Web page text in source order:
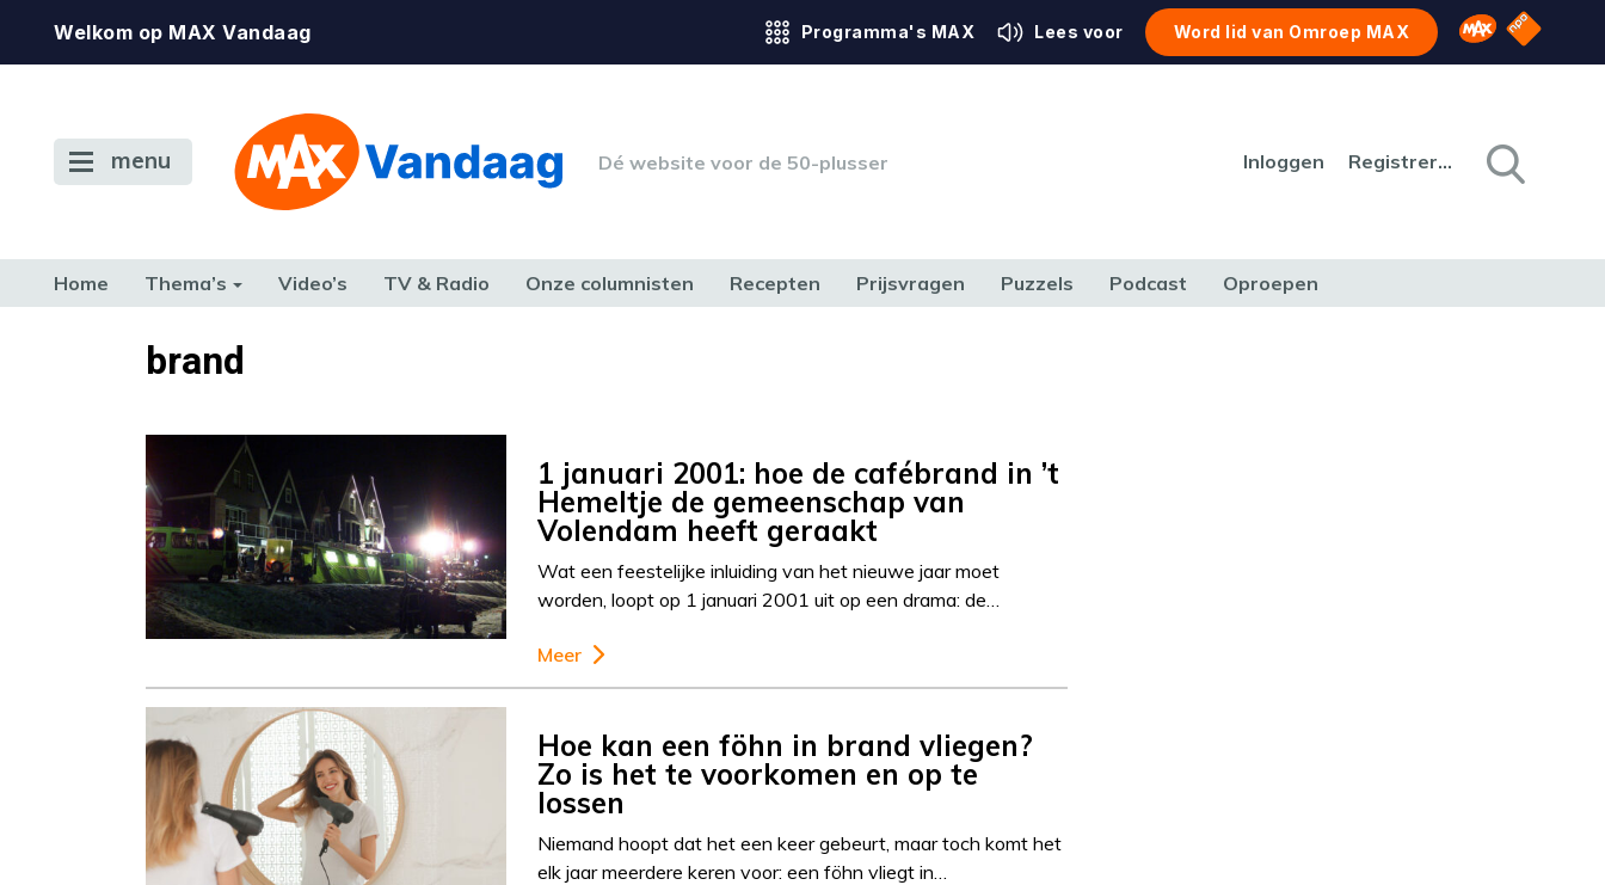
Welkom op MAX Vandaag Programma's MAX Lees voor Word lid van Omroep MAX Omroep MAX
NPO
menu Dé website voor de 50-plusser Inloggen Registreren
Home Thema’s Video’s TV & Radio Onze columnisten Recepten Prijsvragen Puzzels Podcast Oproepen
TERUG NAAR TOEN
brand
1 januari 2001: hoe de cafébrand in ’t
Hemeltje de gemeenschap van
Volendam heeft geraakt
Wat een feestelijke inluiding van het nieuwe jaar moet
worden, loopt op 1 januari 2001 uit op een drama: de…
Meer
Hoe kan een föhn in brand vliegen?
Zo is het te voorkomen en op te
lossen
Niemand hoopt dat het een keer gebeurt, maar toch komt het
elk jaar meerdere keren voor: een föhn vliegt in…